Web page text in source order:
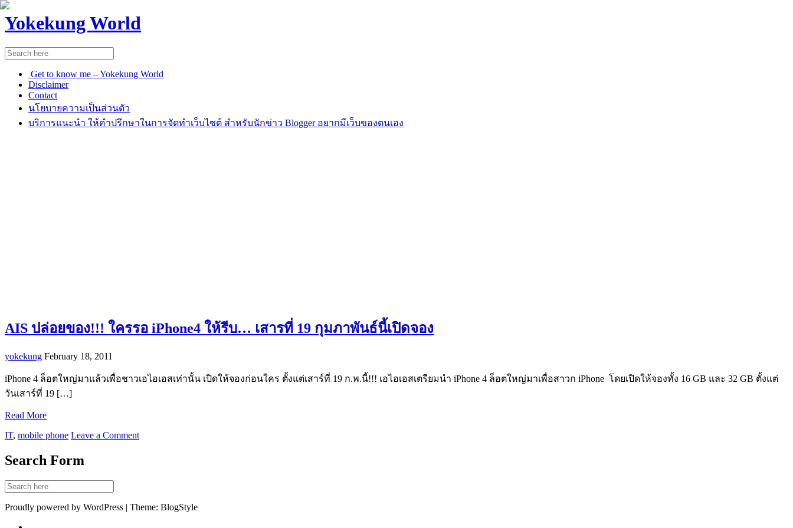
Yokekung World
Get to know me – Yokekung World
Disclaimer
Contact
นโยบายความเป็นส่วนตัว
บริการแนะนำ ให้คำปรึกษาในการจัดทำเว็บไซต์ สำหรับนักข่าว Blogger อยากมีเว็บของตนเอง
AIS ปล่อยของ!!! ใครรอ iPhone4 ให้รีบ… เสารที่ 19 กุมภาพันธ์นี้เปิดจอง
yokekung February 18, 2011
iPhone 4 ล็อตใหญ่มาแล้วเพื่อชาวเอไอเอสเท่านั้น เปิดให้จองก่อนใคร ตั้งแต่เสาร์ที่ 19 ก.พ.นี้!!! เอไอเอสเตรียมนำ iPhone 4 ล็อตใหญ่มาเพื่อสาวก iPhone โดยเปิดให้จองทั้ง 16 GB และ 32 GB ตั้งแต่
วันเสาร์ที่ 19 […]
Read More
IT, mobile phone Leave a Comment
Search Form
Proudly powered by WordPress | Theme: BlogStyle